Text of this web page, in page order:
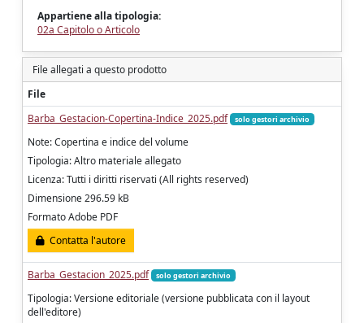
Appartiene alla tipologia:
02a Capitolo o Articolo
File allegati a questo prodotto
File
Barba_Gestacion-Copertina-Indice_2025.pdf
solo gestori archivio
Note: Copertina e indice del volume
Tipologia: Altro materiale allegato
Licenza: Tutti i diritti riservati (All rights reserved)
Dimensione 296.59 kB
Formato Adobe PDF
Contatta l'autore
Barba_Gestacion_2025.pdf solo gestori archivio
Tipologia: Versione editoriale (versione pubblicata con il layout
dell'editore)